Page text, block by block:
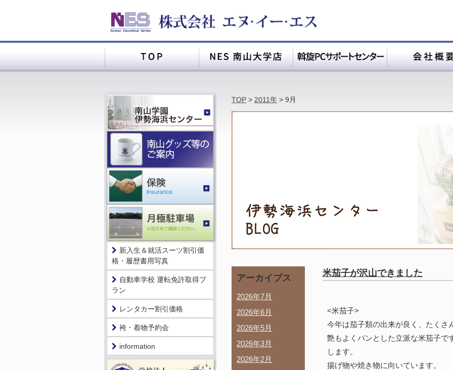
TOP > 2011年 > 9月
米茄子が沢山できました
<米茄子>
今年は茄子類の出来が良く、たくさ
艶もよくパンとした立派な米茄子で
します。
揚げ物や焼き物に向いています。
アーカイブス
2026年7月
2026年6月
2026年5月
2026年3月
2026年2月
新入生＆就活スーツ割引価
格・履歴書用写真
自動車学校 運転免許取得プ
ラン
レンタカー割引価格
袴・着物予約会
information